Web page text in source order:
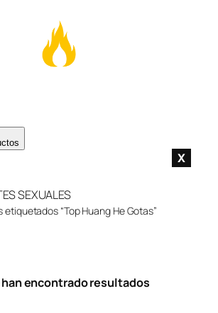
X
SEXUALES
“Top Huang He Gotas”
han encontrado resultados